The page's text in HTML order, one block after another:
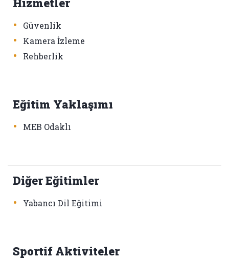
• Güvenlik
• Kamera İzleme
• Rehberlik
Eğitim Yaklaşımı
• MEB Odaklı
Diğer Eğitimler
• Yabancı Dil Eğitimi
Sportif Aktiviteler